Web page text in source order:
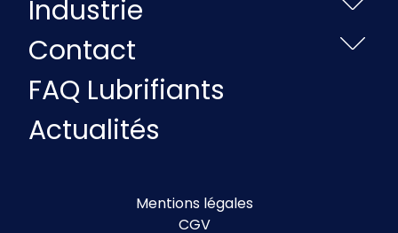
Industrie
Contact
FAQ Lubrifiants
Actualités
Mentions légales
CGV